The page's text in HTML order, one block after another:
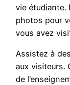
vie étudiante.
photos pour
vous avez
Assistez à
aux visiteurs.
de